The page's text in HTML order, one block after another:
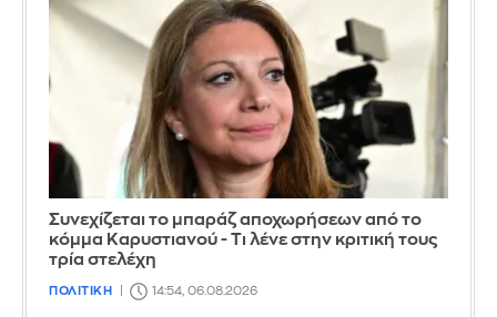
Συνεχίζεται το μπαράζ αποχωρήσεων από το
κόμμα Καρυστιανού - Τι λένε στην κριτική τους
τρία στελέχη
ΠΟΛΙΤΙΚΗ 14:54, 06.08.2026